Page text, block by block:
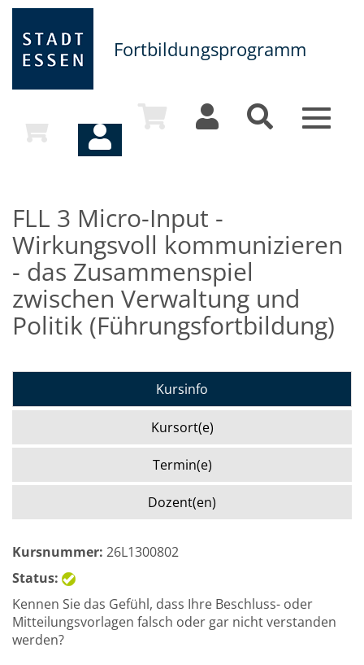
Fortbildungsprogramm
Toggle
FLL 3 Micro-Input -
Wirkungsvoll kommunizieren
- das Zusammenspiel
zwischen Verwaltung und
Politik (Führungsfortbildung)
Kursinfo
Kursort(e)
Termin(e)
Dozent(en)
Kursnummer: 26L1300802
Status:
Kennen Sie das Gefühl, dass Ihre Beschluss- oder
Mitteilungsvorlagen falsch oder gar nicht verstanden
werden?